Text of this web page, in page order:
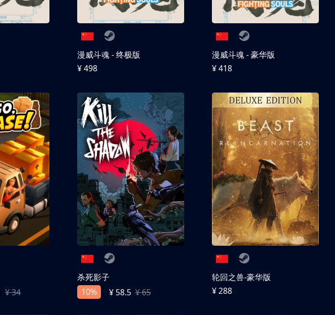
漫威斗魂 - 终极版
¥ 498
漫威斗魂 - 豪华版
¥ 418
¥ 34
杀死影子
10%
¥ 58.5 ¥ 65
轮回之兽-豪华版
¥ 288